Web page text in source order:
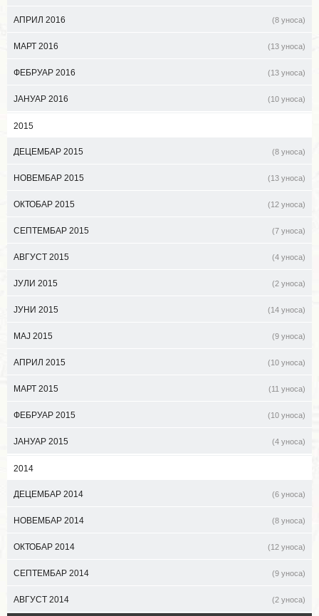
АПРИЛ 2016 (8 уноса)
МАРТ 2016 (13 уноса)
ФЕБРУАР 2016 (13 уноса)
ЈАНУАР 2016 (10 уноса)
2015
ДЕЦЕМБАР 2015 (8 уноса)
НОВЕМБАР 2015 (13 уноса)
ОКТОБАР 2015 (12 уноса)
СЕПТЕМБАР 2015 (7 уноса)
АВГУСТ 2015 (4 уноса)
ЈУЛИ 2015 (2 уноса)
ЈУНИ 2015 (14 уноса)
МАЈ 2015 (9 уноса)
АПРИЛ 2015 (10 уноса)
МАРТ 2015 (11 уноса)
ФЕБРУАР 2015 (10 уноса)
ЈАНУАР 2015 (4 уноса)
2014
ДЕЦЕМБАР 2014 (6 уноса)
НОВЕМБАР 2014 (8 уноса)
ОКТОБАР 2014 (12 уноса)
СЕПТЕМБАР 2014 (9 уноса)
АВГУСТ 2014 (2 уноса)